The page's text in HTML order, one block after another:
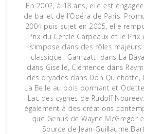
En 2002, à 18 ans, elle est
de ballet de l’Opéra de Paris.
2004 puis sujet en 2005, elle
Prix du Cercle Carpeaux et le Prix
s’impose dans des rôles
classique : Gamzatti dans La
dans Giselle, Clémence dans
des dryades dans Don
La Belle au bois dormant et
Lac des cygnes de Rudolf
également à des créations
que Genus de Wayne McGregor
Source de Jean-Guillaume